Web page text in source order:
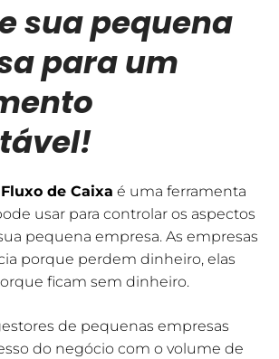
sua pequena
para um
de Caixa é uma ferramenta
usar para controlar os aspectos
pequena empresa. As empresas
porque perdem dinheiro, elas
ficam sem dinheiro.
de pequenas empresas
do negócio com o volume de